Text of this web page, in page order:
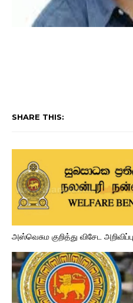
SHARE THIS:
அஸ்வெசும குறித்து விசேட